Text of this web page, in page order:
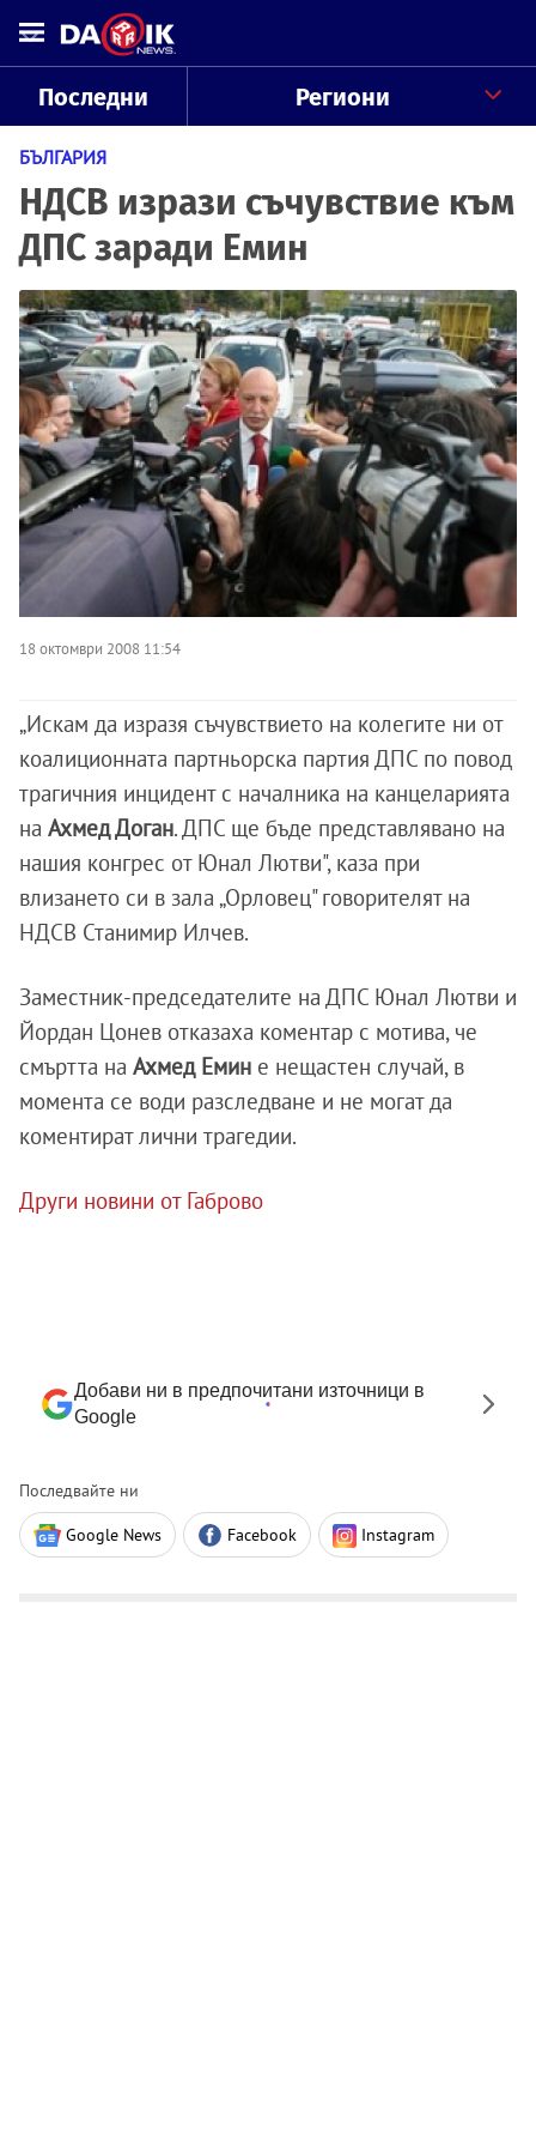
Последни Региони
БЪЛГАРИЯ
НДСВ изрази съчувствие към
ДПС заради Емин
18 октомври 2008 11:54
„Искам да изразя съчувствието на колегите ни от
коалиционната партньорска партия ДПС по повод
трагичния инцидент с началника на канцеларията
на Ахмед Доган. ДПС ще бъде представлявано на
нашия конгрес от Юнал Лютви", каза при
влизането си в зала „Орловец" говорителят на
НДСВ Станимир Илчев.
Заместник-председателите на ДПС Юнал Лютви и
Йордан Цонев отказаха коментар с мотива, че
смъртта на Ахмед Емин е нещастен случай, в
момента се води разследване и не могат да
коментират лични трагедии.
Други новини от Габрово
Добави ни в предпочитани източници в
Google
Последвайте ни
Google News Facebook Instagram